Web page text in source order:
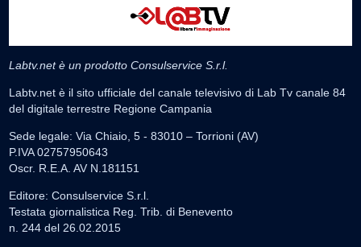
Labtv.net è un prodotto Consulservice S.r.l.
Labtv.net è il sito ufficiale del canale televisivo di Lab Tv canale 84
del digitale terrestre Regione Campania
Sede legale: Via Chiaio, 5 - 83010 – Torrioni (AV)
P.IVA 02757950643
Oscr. R.E.A. AV N.181151
Editore: Consulservice S.r.l.
Testata giornalistica Reg. Trib. di Benevento
n. 244 del 26.02.2015